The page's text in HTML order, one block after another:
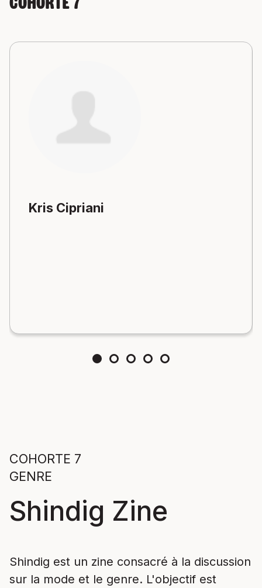
Cohorte 7
Kris Cipriani
COHORTE 7
GENRE
Shindig Zine
Shindig est un zine consacré à la discussion
sur la mode et le genre. L'objectif est